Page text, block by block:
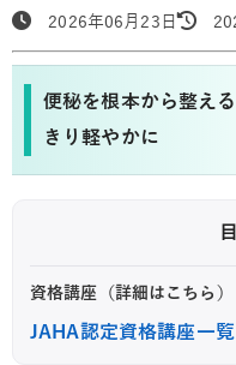
2026年06月23日
便秘を根本から整え
きり軽やかに
資格講座（詳細はこちら）
JAHA認定資格講座一覧